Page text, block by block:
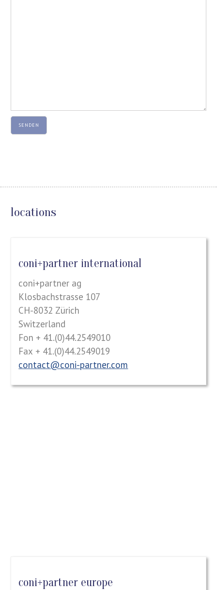
SENDEN
locations
coni+partner international
coni+partner ag
Klosbachstrasse 107
CH-8032 Zürich
Switzerland
Fon + 41.(0)44.2549010
Fax + 41.(0)44.2549019
contact@coni-partner.com
coni+partner europe